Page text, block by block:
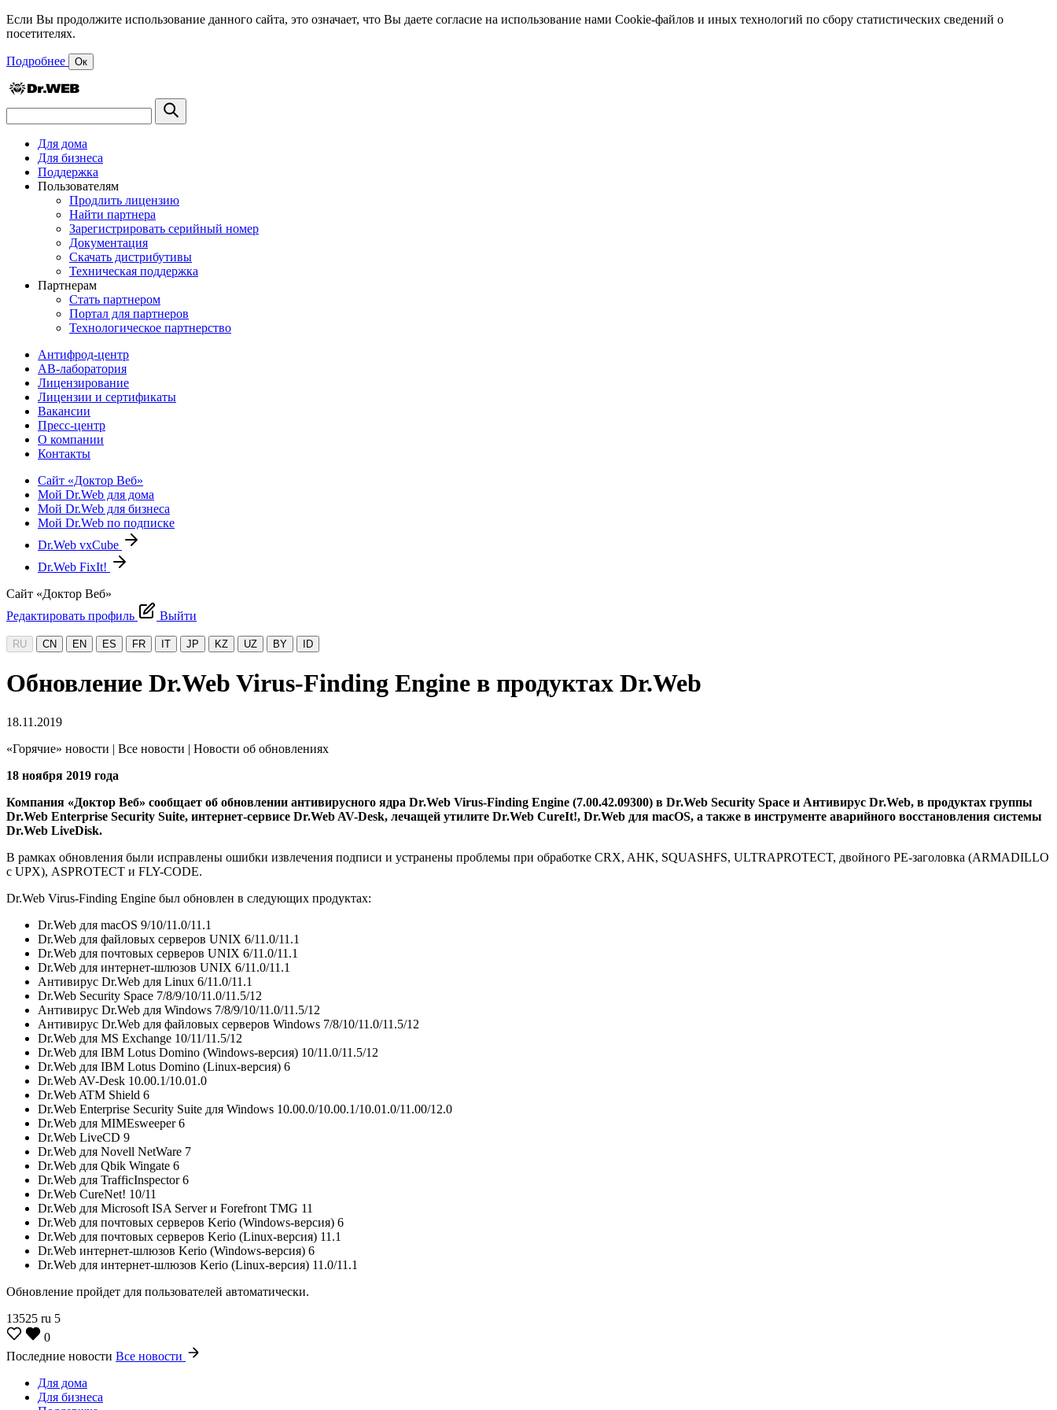
Если Вы продолжите использование данного сайта, это означает, что Вы даете согласие на использование нами Cookie-файлов и иных технологий по сбору статистических сведений о
посетителях.
Подробнее Ок
Для дома
Для бизнеса
Поддержка
Пользователям
Продлить лицензию
Найти партнера
Зарегистрировать серийный номер
Документация
Скачать дистрибутивы
Техническая поддержка
Партнерам
Стать партнером
Портал для партнеров
Технологическое партнерство
Антифрод-центр
АВ-лаборатория
Лицензирование
Лицензии и сертификаты
Вакансии
Пресс-центр
О компании
Контакты
Сайт «Доктор Веб»
Мой Dr.Web для дома
Мой Dr.Web для бизнеса
Мой Dr.Web по подписке
Dr.Web vxCube
Dr.Web FixIt!
Сайт «Доктор Веб»
Редактировать профиль
Выйти
RU CN EN ES FR IT JP KZ UZ BY ID
Обновление Dr.Web Virus-Finding Engine в продуктах Dr.Web
18.11.2019
«Горячие» новости | Все новости | Новости об обновлениях
18 ноября 2019 года
Компания «Доктор Веб» сообщает об обновлении антивирусного ядра Dr.Web Virus-Finding Engine (7.00.42.09300) в Dr.Web Security Space и Антивирус Dr.Web, в продуктах группы
Dr.Web Enterprise Security Suite, интернет-сервисе Dr.Web AV-Desk, лечащей утилите Dr.Web CureIt!, Dr.Web для macOS, а также в инструменте аварийного восстановления системы
Dr.Web LiveDisk.
В рамках обновления были исправлены ошибки извлечения подписи и устранены проблемы при обработке CRX, AHK, SQUASHFS, ULTRAPROTECT, двойного PE-заголовка (ARMADILLO
с UPX), ASPROTECT и FLY-CODE.
Dr.Web Virus-Finding Engine был обновлен в следующих продуктах:
Dr.Web для macOS 9/10/11.0/11.1
Dr.Web для файловых серверов UNIX 6/11.0/11.1
Dr.Web для почтовых серверов UNIX 6/11.0/11.1
Dr.Web для интернет-шлюзов UNIX 6/11.0/11.1
Антивирус Dr.Web для Linux 6/11.0/11.1
Dr.Web Security Space 7/8/9/10/11.0/11.5/12
Антивирус Dr.Web для Windows 7/8/9/10/11.0/11.5/12
Антивирус Dr.Web для файловых серверов Windows 7/8/10/11.0/11.5/12
Dr.Web для MS Exchange 10/11/11.5/12
Dr.Web для IBM Lotus Domino (Windows-версия) 10/11.0/11.5/12
Dr.Web для IBM Lotus Domino (Linux-версия) 6
Dr.Web AV-Desk 10.00.1/10.01.0
Dr.Web ATM Shield 6
Dr.Web Enterprise Security Suite для Windows 10.00.0/10.00.1/10.01.0/11.00/12.0
Dr.Web для MIMEsweeper 6
Dr.Web LiveCD 9
Dr.Web для Novell NetWare 7
Dr.Web для Qbik Wingate 6
Dr.Web для TrafficInspector 6
Dr.Web CureNet! 10/11
Dr.Web для Microsoft ISA Server и Forefront TMG 11
Dr.Web для почтовых серверов Kerio (Windows-версия) 6
Dr.Web для почтовых серверов Kerio (Linux-версия) 11.1
Dr.Web интернет-шлюзов Kerio (Windows-версия) 6
Dr.Web для интернет-шлюзов Kerio (Linux-версия) 11.0/11.1
Обновление пройдет для пользователей автоматически.
13525 ru 5
0
Последние новости Все новости
Для дома
Для бизнеса